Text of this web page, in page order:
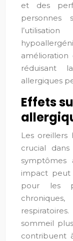
et des
personnes
réduisant
allergiques
Effets
Les oreillers
crucial
symptômes
impact peut
pour les
sommeil
contribuent